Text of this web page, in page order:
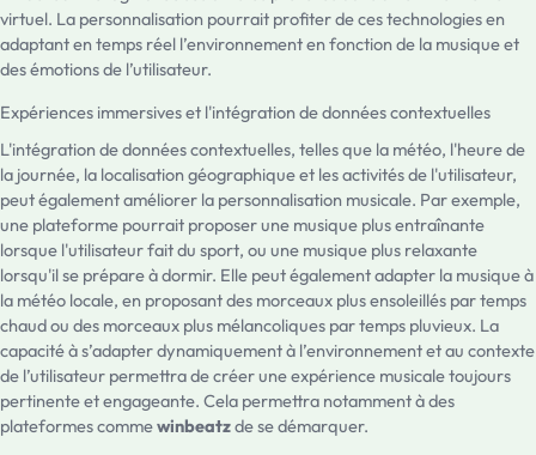
virtuel. La personnalisation pourrait profiter de ces technologies en
adaptant en temps réel l’environnement en fonction de la musique et
des émotions de l’utilisateur.
Expériences immersives et l'intégration de données contextuelles
L'intégration de données contextuelles, telles que la météo, l'heure de
la journée, la localisation géographique et les activités de l'utilisateur,
peut également améliorer la personnalisation musicale. Par exemple,
une plateforme pourrait proposer une musique plus entraînante
lorsque l'utilisateur fait du sport, ou une musique plus relaxante
lorsqu'il se prépare à dormir. Elle peut également adapter la musique à
la météo locale, en proposant des morceaux plus ensoleillés par temps
chaud ou des morceaux plus mélancoliques par temps pluvieux. La
capacité à s’adapter dynamiquement à l’environnement et au contexte
de l’utilisateur permettra de créer une expérience musicale toujours
pertinente et engageante. Cela permettra notamment à des
plateformes commewinbeatzde se démarquer.